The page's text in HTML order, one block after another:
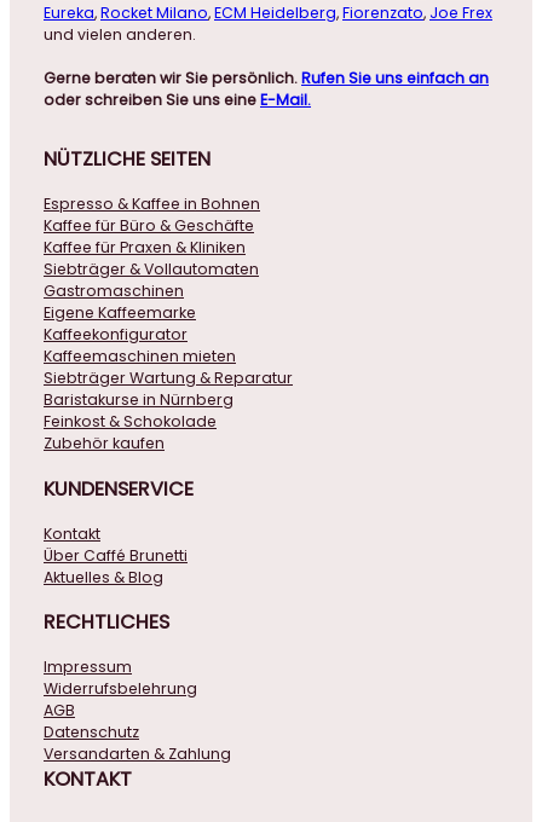
Eureka,Rocket Milano,ECM Heidelberg,Fiorenzato, Joe Frex
und vielen anderen.
Gerne beraten wir Sie persönlich.Rufen Sie uns einfach an
oder schreiben Sie uns eineE-Mail.
NÜTZLICHE SEITEN
Espresso & Kaffee in Bohnen
Kaffee für Büro & Geschäfte
Kaffee für Praxen & Kliniken
Siebträger & Vollautomaten
Gastromaschinen
Eigene Kaffeemarke
Kaffeekonfigurator
Kaffeemaschinen mieten
Siebträger Wartung & Reparatur
Baristakurse in Nürnberg
Feinkost & Schokolade
Zubehör kaufen
KUNDENSERVICE
Kontakt
Über Caffé Brunetti
Aktuelles & Blog
RECHTLICHES
Impressum
Widerrufsbelehrung
AGB
Datenschutz
Versandarten & Zahlung
KONTAKT